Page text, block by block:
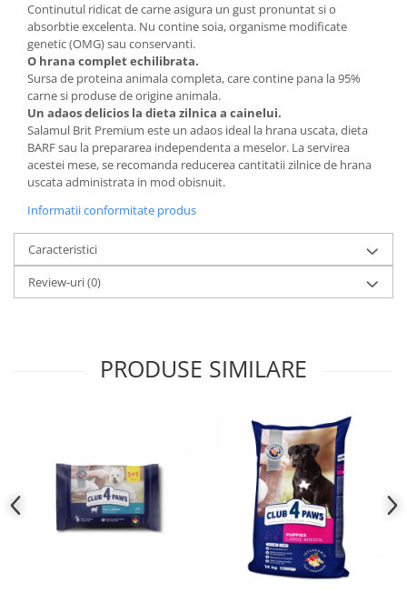
Continutul ridicat de carne asigura un gust pronuntat si o
absorbtie excelenta. Nu contine soia, organisme modificate
genetic (OMG) sau conservanti.
O hrana complet echilibrata.
Sursa de proteina animala completa, care contine pana la 95%
carne si produse de origine animala.
Un adaos delicios la dieta zilnica a cainelui.
Salamul Brit Premium este un adaos ideal la hrana uscata, dieta
BARF sau la prepararea independenta a meselor. La servirea
acestei mese, se recomanda reducerea cantitatii zilnice de hrana
uscata administrata in mod obisnuit.
Informatii conformitate produs
Caracteristici
Review-uri(0)
PRODUSE SIMILARE